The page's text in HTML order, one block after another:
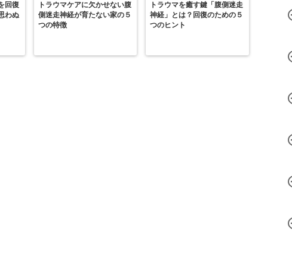
回復
わぬ
トラウマケアに欠かせない腹
側迷走神経が育たない家の５
つの特徴
トラウマを癒す鍵「腹側迷走
神経」とは？回復のための５
つのヒント